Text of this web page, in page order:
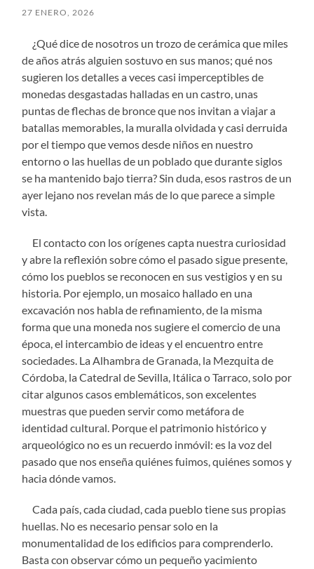
27 ENERO, 2026
¿Qué dice de nosotros un trozo de cerámica que miles
de años atrás alguien sostuvo en sus manos; qué nos
sugieren los detalles a veces casi imperceptibles de
monedas desgastadas halladas en un castro, unas
puntas de flechas de bronce que nos invitan a viajar a
batallas memorables, la muralla olvidada y casi derruida
por el tiempo que vemos desde niños en nuestro
entorno o las huellas de un poblado que durante siglos
se ha mantenido bajo tierra? Sin duda, esos rastros de un
ayer lejano nos revelan más de lo que parece a simple
vista.
El contacto con los orígenes capta nuestra curiosidad
y abre la reflexión sobre cómo el pasado sigue presente,
cómo los pueblos se reconocen en sus vestigios y en su
historia. Por ejemplo, un mosaico hallado en una
excavación nos habla de refinamiento, de la misma
forma que una moneda nos sugiere el comercio de una
época, el intercambio de ideas y el encuentro entre
sociedades. La Alhambra de Granada, la Mezquita de
Córdoba, la Catedral de Sevilla, Itálica o Tarraco, solo por
citar algunos casos emblemáticos, son excelentes
muestras que pueden servir como metáfora de
identidad cultural. Porque el patrimonio histórico y
arqueológico no es un recuerdo inmóvil: es la voz del
pasado que nos enseña quiénes fuimos, quiénes somos y
hacia dónde vamos.
Cada país, cada ciudad, cada pueblo tiene sus propias
huellas. No es necesario pensar solo en la
monumentalidad de los edificios para comprenderlo.
Basta con observar cómo un pequeño yacimiento